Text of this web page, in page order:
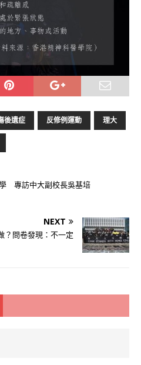
後遺症 反修例運動 理大
專訪中大副校長吳基培
NEXT
問卷發現：不一定